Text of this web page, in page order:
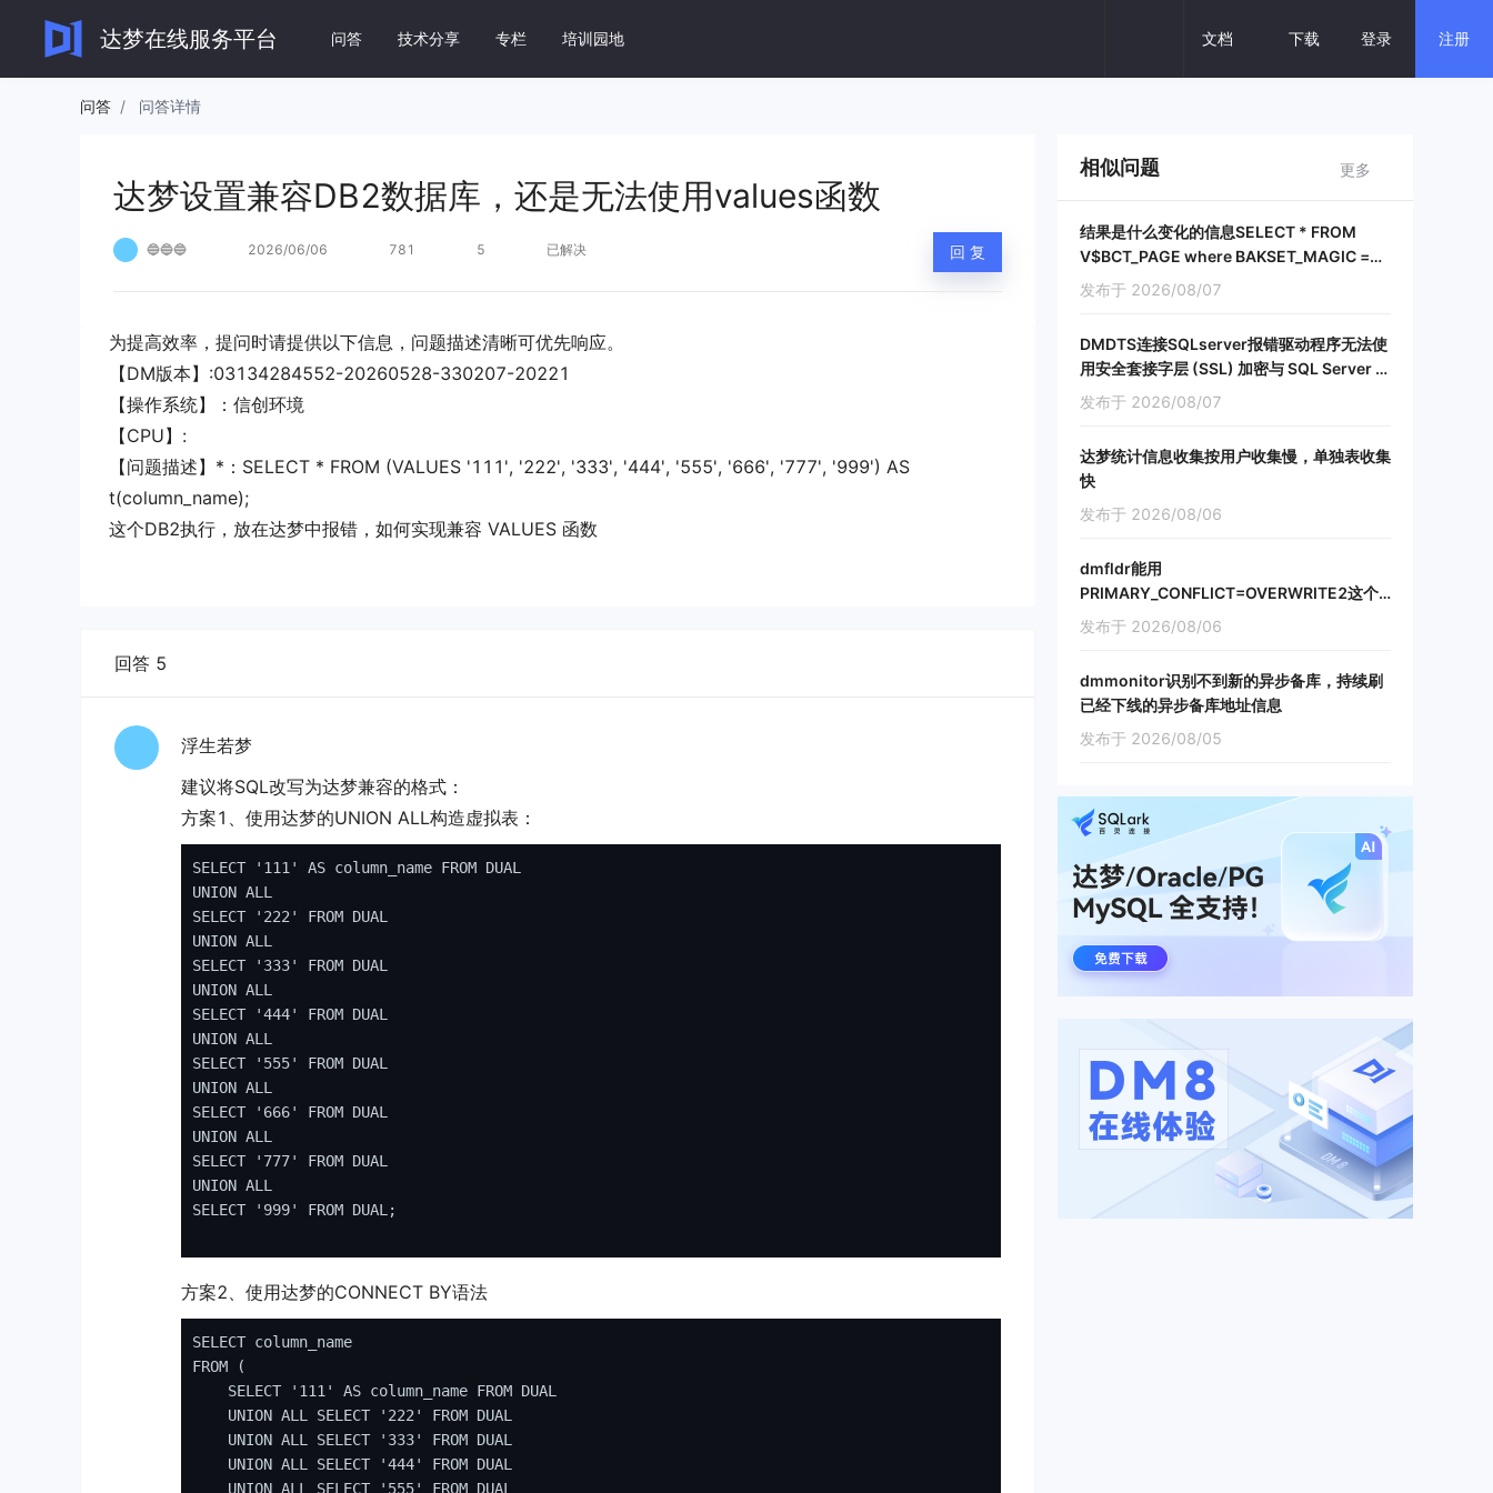
达梦在线服务平台 问答 技术分享 专栏 培训园地 文档
文档
查看全部文档 →
DM8 快速上手 DM8 SQL开发指南
掌握 DM8 SQL 优化核心技能
全面了解 DM8 环境配置和开发用例
下载 登录 注册
达梦设置兼容DB2数据库，还是无法使用values函数 回 复
问答 / 问答详情
达梦设置兼容DB2数据库，还是无法使用values函数
🔵🔵🔵 2026/06/06 781 5 已解决 回 复
为提高效率，提问时请提供以下信息，问题描述清晰可优先响应。
【DM版本】:03134284552-20260528-330207-20221
【操作系统】：信创环境
【CPU】:
【问题描述】*：SELECT * FROM (VALUES '111', '222', '333', '444', '555', '666', '777', '999') AS
t(column_name);
这个DB2执行，放在达梦中报错，如何实现兼容 VALUES 函数
回答 5
浮生若梦
建议将SQL改写为达梦兼容的格式：
方案1、使用达梦的UNION ALL构造虚拟表：
SELECT '111' AS column_name FROM
UNION ALL
SELECT
'222' FROM
UNION ALL
SELECT
'333' FROM
UNION ALL
SELECT
'444' FROM
UNION ALL
SELECT
'555' FROM
UNION ALL
SELECT
'666' FROM
UNION ALL
SELECT
'777' FROM
UNION ALL
SELECT
'999' FROM DUAL;
方案2、使用达梦的CONNECT BY语法
SELECT column_name
FROM (
SELECT
'111' AS column_name FROM DUAL
UNION ALL SELECT '222' FROM DUAL
UNION ALL SELECT '333' FROM DUAL
UNION ALL SELECT '444' FROM DUAL
UNION ALL SELECT '555' FROM DUAL
相似问题 更多
结果是什么变化的信息SELECT * FROM
V$BCT_PAGE where BAKSET_MAGIC =
728523815;
发布于 2026/08/07
DMDTS连接SQLserver报错驱动程序无法使
用安全套接字层 (SSL) 加密与 SQL Server 建
立安全连接
发布于 2026/08/07
达梦统计信息收集按用户收集慢，单独表收集
快
发布于 2026/08/06
dmfldr能用
PRIMARY_CONFLICT=OVERWRITE2这个
参数吗，如果不能的话dmfldr怎么处理增量
发布于 2026/08/06
dmmonitor识别不到新的异步备库，持续刷
已经下线的异步备库地址信息
发布于 2026/08/05